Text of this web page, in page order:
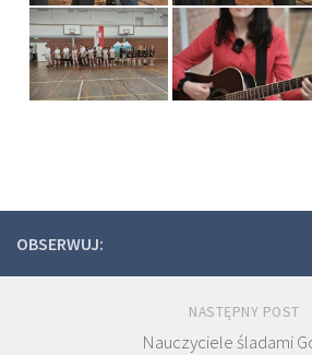
OBSERWUJ:
NASTĘPNY POST
Nauczyciele śladami